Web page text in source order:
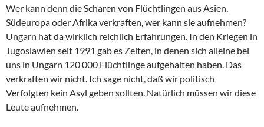
Wer kann denn die Scharen von Flüchtlingen aus Asien,
Südeuropa oder Afrika verkraften, wer kann sie aufnehmen?
Ungarn hat da wirklich reichlich Erfahrungen. In den Kriegen in
Jugoslawien seit 1991 gab es Zeiten, in denen sich alleine bei
uns in Ungarn 120 000 Flüchtlinge aufgehalten haben. Das
verkraften wir nicht. Ich sage nicht, daß wir politisch
Verfolgten kein Asyl geben sollten. Natürlich müssen wir diese
Leute aufnehmen.